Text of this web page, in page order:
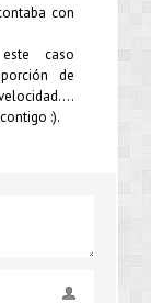
con
caso
de
:).